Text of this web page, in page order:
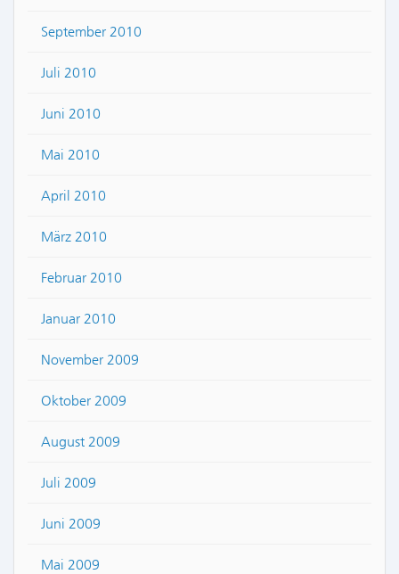
September 2010
Juli 2010
Juni 2010
Mai 2010
April 2010
März 2010
Februar 2010
Januar 2010
November 2009
Oktober 2009
August 2009
Juli 2009
Juni 2009
Mai 2009